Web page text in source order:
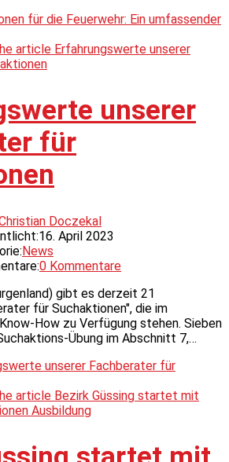
für die Feuerwehr: Ein umfassender
unserer
für
Doczekal
16. April 2023
News
0 Kommentare
gibt es derzeit 21
für Suchaktionen", die im
How zu Verfügung stehen. Sieben
Übung im Abschnitt 7,…
unserer Fachberater für